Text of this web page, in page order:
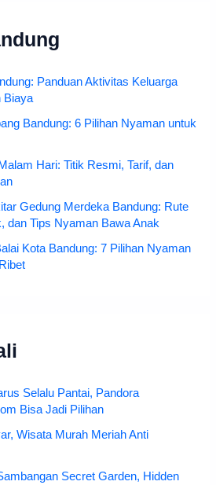
Panduan Aktivitas Keluarga
Biaya
Bandung: 6 Pilihan Nyaman untuk
Hari: Titik Resmi, Tarif, dan
Gedung Merdeka Bandung: Rute
dan Tips Nyaman Bawa Anak
Kota Bandung: 7 Pilihan Nyaman
Selalu Pantai, Pandora
Bisa Jadi Pilihan
Wisata Murah Meriah Anti
Secret Garden, Hidden